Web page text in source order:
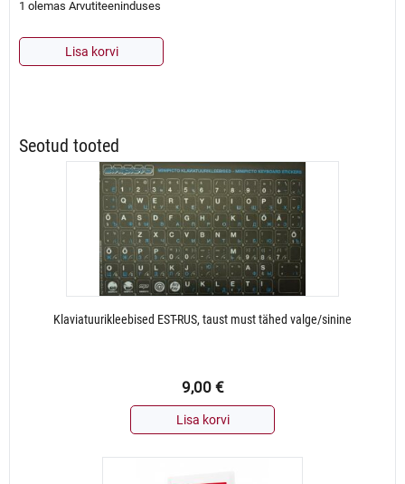
1 olemas Arvutiteeninduses
Mälupulk
KingstonLisa korvi
Seotud tooted
Klaviatuurikleebised EST-RUS, taust must tähed valge/sinine
9,00 €
Lisa korvi